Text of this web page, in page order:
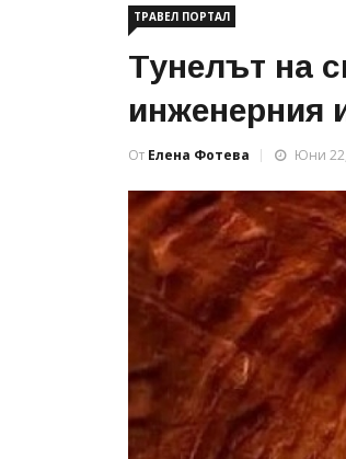
ТРАВЕЛ ПОРТАЛ
Тунелът на
инженерния
От Елена Фотева Юни 22,